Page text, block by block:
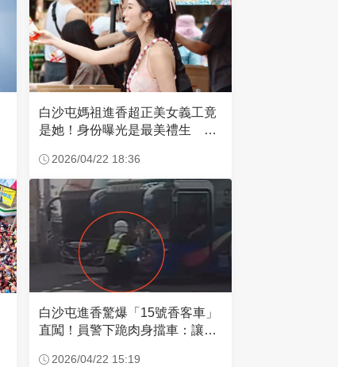
白沙屯媽祖進香超正美女義工竟
是她！身份曝光是最美禮生 一
2026/04/22 18:36
白沙屯進香驚爆「15號香客車」
直闖！員警下跪肉身擋車：讓行
2026/04/22 15:19